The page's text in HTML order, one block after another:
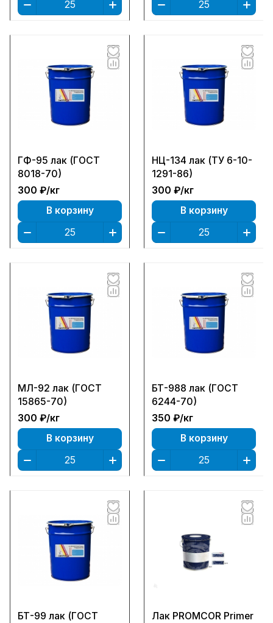
ГФ-95 лак (ГОСТ
8018-70)
300 ₽/кг
В корзину
НЦ-134 лак (ТУ 6-10-
1291-86)
300 ₽/кг
В корзину
МЛ-92 лак (ГОСТ
15865-70)
300 ₽/кг
В корзину
БТ-988 лак (ГОСТ
6244-70)
350 ₽/кг
В корзину
БТ-99 лак (ГОСТ
Лак PROMCOR Primer